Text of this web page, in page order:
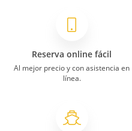
Reserva online fácil
Al mejor precio y con asistencia en
línea.